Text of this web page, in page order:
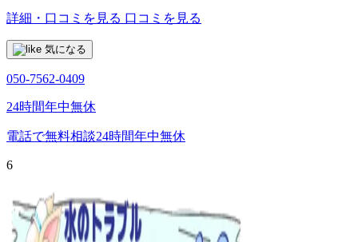
詳細・口コミを見る 口コミを見る
気になる
050-7562-0409
24時間年中無休
電話で無料相談24時間年中無休
6